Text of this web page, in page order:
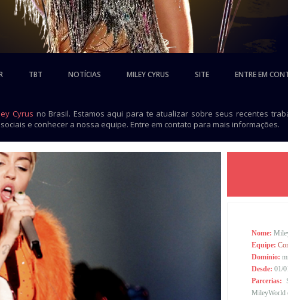
TBT NOTÍCIAS MILEY CYRUS SITE ENTRE EM
Cyrus no Brasil. Estamos aqui para te atualizar sobre seus recentes
e conhecer a nossa equipe. Entre em contato para mais informações.
Nome:
Equipe:
Domínio:
Desde: 01/
Parcerias:
MileyWorld